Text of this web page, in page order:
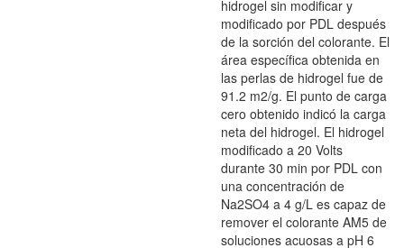
hidrogel sin modificar y
modificado por PDL después
de la sorción del colorante. El
área específica obtenida en
las perlas de hidrogel fue de
91.2 m2/g. El punto de carga
cero obtenido indicó la carga
neta del hidrogel. El hidrogel
modificado a 20 Volts
durante 30 min por PDL con
una concentración de
Na2SO4 a 4 g/L es capaz de
remover el colorante AM5 de
soluciones acuosas a pH 6